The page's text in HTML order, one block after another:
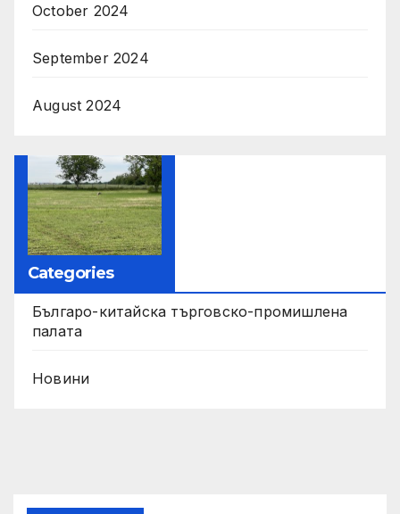
October 2024
September 2024
August 2024
Categories
Българо-китайска търговско-промишлена
палата
Новини